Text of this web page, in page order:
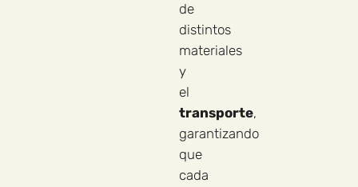
de
distintos
materiales
y
el
transporte,
garantizando
que
cada